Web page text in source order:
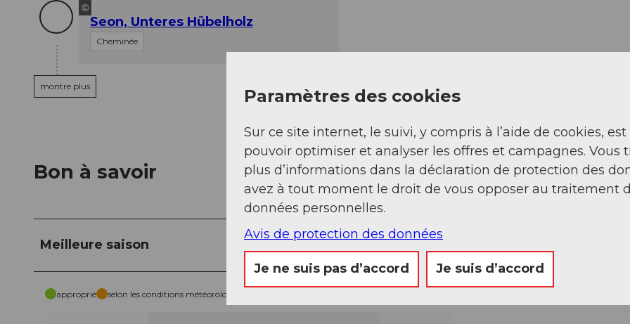
©
Seon, Unteres Hübelholz
Cheminée
montre plus
Bon à savoir
Meilleure saison
approprié selon les conditions météorologiques
Paramètres des cookies
Sur ce site internet, le suivi, y compris à l’aide de cookies,
pouvoir optimiser et analyser les offres et campagnes. Vous
plus d’informations dans la déclaration de protection des
avez à tout moment le droit de vous opposer au traitement
données personnelles.
Avis de protection des données
Je ne suis pas d’accord Je suis d’accord